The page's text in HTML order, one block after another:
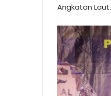
Angkatan Laut.